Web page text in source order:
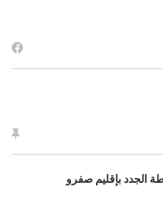
الجدد بإقليم صفرو